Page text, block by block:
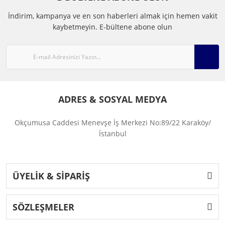
İndirim, kampanya ve en son haberleri almak için hemen vakit
kaybetmeyin. E-bültene abone olun
ADRES & SOSYAL MEDYA
Okçumusa Caddesi Menevşe İş Merkezi No:89/22 Karaköy/
İstanbul
ÜYELİK & SİPARİŞ
SÖZLEŞMELER